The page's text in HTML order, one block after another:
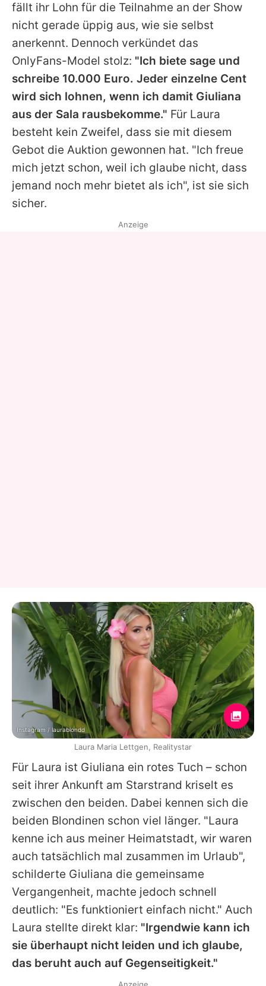
fällt ihr Lohn für die Teilnahme an der Show
nicht gerade üppig aus, wie sie selbst
anerkennt. Dennoch verkündet das
OnlyFans-Model stolz: "Ich biete sage und
schreibe 10.000 Euro. Jeder einzelne Cent
wird sich lohnen, wenn ich damit Giuliana
aus der Sala rausbekomme." Für Laura
besteht kein Zweifel, dass sie mit diesem
Gebot die Auktion gewonnen hat. "Ich freue
mich jetzt schon, weil ich glaube nicht, dass
jemand noch mehr bietet als ich", ist sie sich
sicher.
Für Laura ist Giuliana ein rotes Tuch – schon
seit ihrer Ankunft am Starstrand kriselt es
zwischen den beiden. Dabei kennen sich die
beiden Blondinen schon viel länger. "Laura
kenne ich aus meiner Heimatstadt, wir waren
auch tatsächlich mal zusammen im Urlaub",
schilderte Giuliana die gemeinsame
Vergangenheit, machte jedoch schnell
deutlich: "Es funktioniert einfach nicht." Auch
Laura stellte direkt klar: "Irgendwie kann ich
sie überhaupt nicht leiden und ich glaube,
das beruht auch auf Gegenseitigkeit."
Anzeige
Instagram / laurablondd
Laura Maria Lettgen, Realitystar
Anzeige